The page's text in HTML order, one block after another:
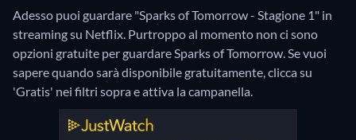
Adesso puoi guardare "Sparks of Tomorrow - Stagione 1" in
streaming su Netflix. Purtroppo al momento non ci sono
opzioni gratuite per guardare Sparks of Tomorrow. Se vuoi
sapere quando sarà disponibile gratuitamente, clicca su
'Gratis' nei filtri sopra e attiva la campanella.